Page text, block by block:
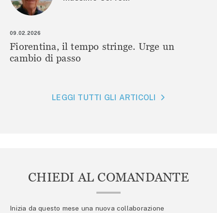
09.02.2026
Fiorentina, il tempo stringe. Urge un
cambio di passo
LEGGI TUTTI GLI ARTICOLI
CHIEDI AL COMANDANTE
Inizia da questo mese una nuova collaborazione